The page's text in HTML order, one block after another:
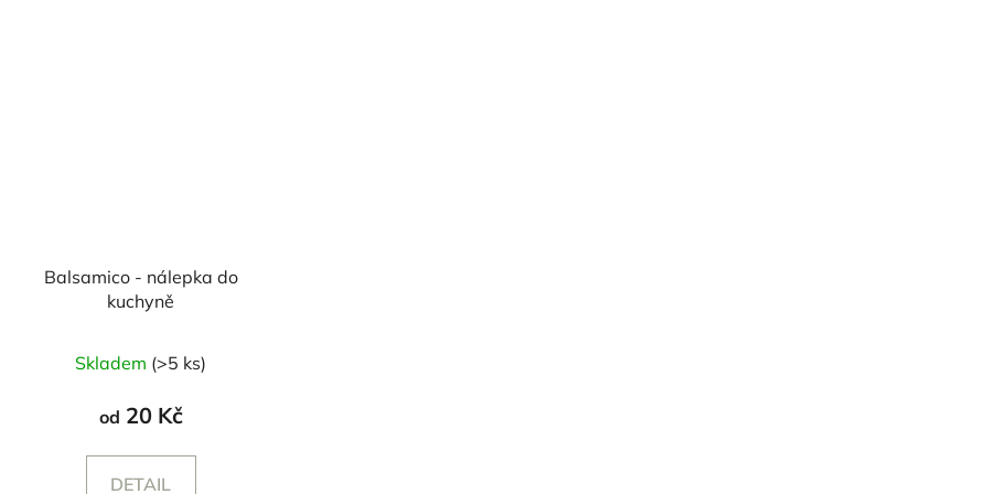
Balsamico - nálepka do
kuchyně
Skladem (>5 ks)
od 20 Kč
DETAIL